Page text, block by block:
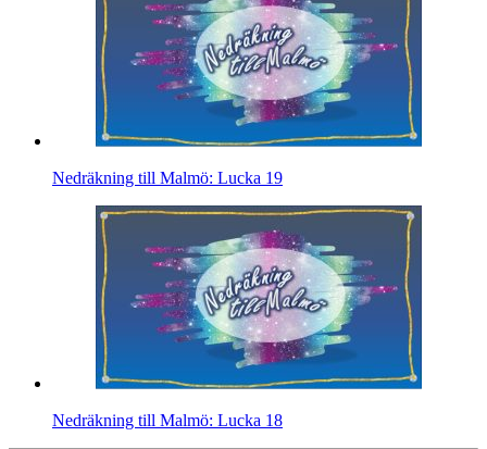
Nedräkning till Malmö: Lucka 19
Nedräkning till Malmö: Lucka 18